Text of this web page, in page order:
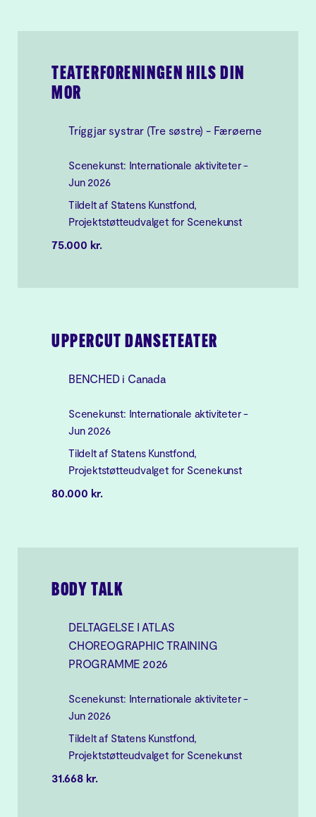
TEATERFORENINGEN HILS DIN
MOR
Tríggjar systrar (Tre søstre) - Færøerne
Scenekunst: Internationale aktiviteter -
Jun 2026
Tildelt af Statens Kunstfond,
Projektstøtteudvalget for Scenekunst
75.000 kr.
UPPERCUT DANSETEATER
BENCHED i Canada
Scenekunst: Internationale aktiviteter -
Jun 2026
Tildelt af Statens Kunstfond,
Projektstøtteudvalget for Scenekunst
80.000 kr.
BODY TALK
DELTAGELSE I ATLAS
CHOREOGRAPHIC TRAINING
PROGRAMME 2026
Scenekunst: Internationale aktiviteter -
Jun 2026
Tildelt af Statens Kunstfond,
Projektstøtteudvalget for Scenekunst
31.668 kr.